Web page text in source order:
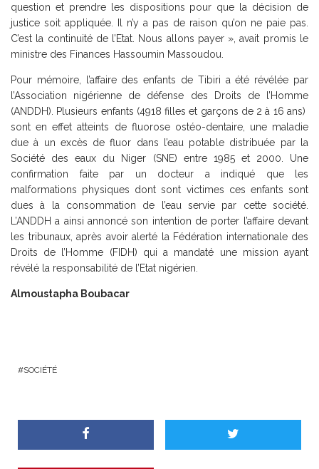
question et prendre les dispositions pour que la décision de
justice soit appliquée. Il n’y a pas de raison qu’on ne paie pas.
C’est la continuité de l’Etat. Nous allons payer », avait promis le
ministre des Finances Hassoumin Massoudou.
Pour mémoire, l’affaire des enfants de Tibiri a été révélée par
l’Association nigérienne de défense des Droits de l’Homme
(ANDDH). Plusieurs enfants (4918 filles et garçons de 2 à 16 ans)
sont en effet atteints de fluorose ostéo-dentaire, une maladie
due à un excès de fluor dans l’eau potable distribuée par la
Société des eaux du Niger (SNE) entre 1985 et 2000. Une
confirmation faite par un docteur a indiqué que les
malformations physiques dont sont victimes ces enfants sont
dues à la consommation de l’eau servie par cette société.
L’ANDDH a ainsi annoncé son intention de porter l’affaire devant
les tribunaux, après avoir alerté la Fédération internationale des
Droits de l’Homme (FIDH) qui a mandaté une mission ayant
révélé la responsabilité de l’Etat nigérien.
Almoustapha Boubacar
SOCIÉTÉ